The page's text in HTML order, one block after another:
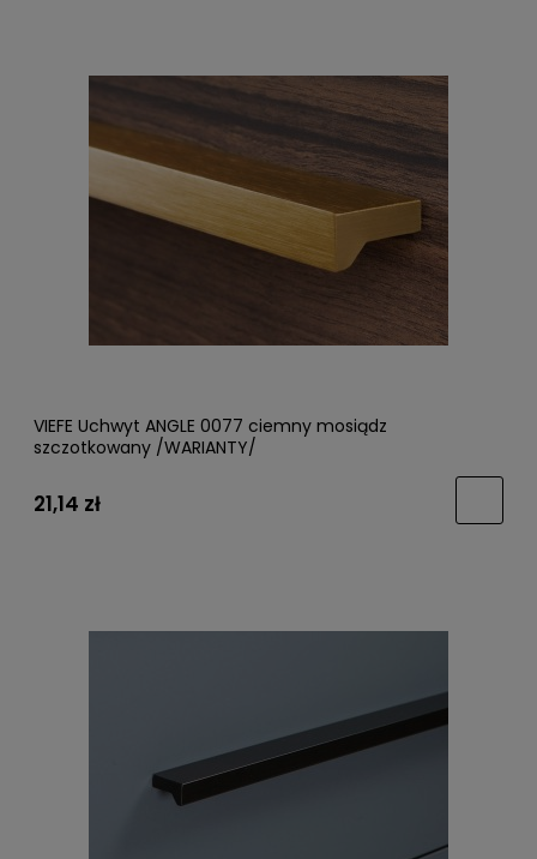
VIEFE Uchwyt ANGLE 0077 ciemny mosiądz
szczotkowany /WARIANTY/
21,14 zł